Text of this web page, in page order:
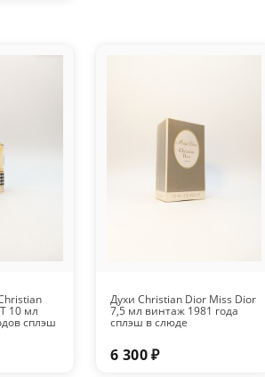
10 мл
сплэш
Духи Christian Dior Miss Dior
7,5 мл винтаж 1981 года
сплэш в слюде
6 300 ₽